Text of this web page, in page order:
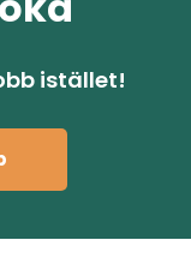
istället!